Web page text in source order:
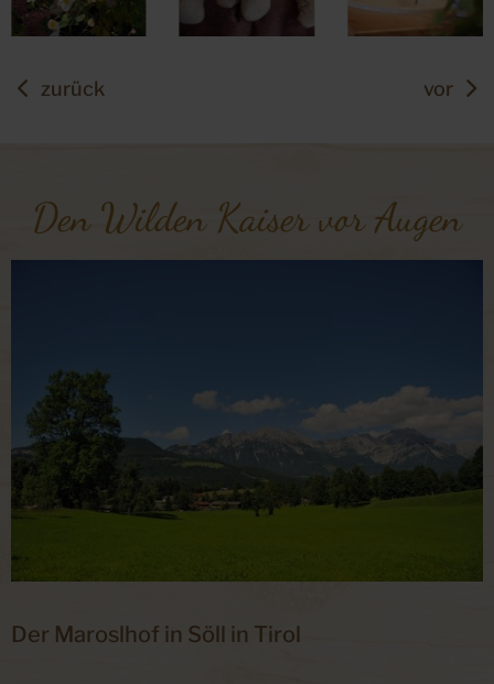
zurück vor
Den Wilden Kaiser vor Augen
Der Maroslhof in Söll in Tirol